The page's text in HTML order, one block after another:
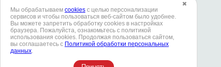
Согласие на обработку персональных данных
Политика в отношении обработки персональных данных
Политика использования cookies
✖
Мы обрабатываем cookies с целью персонализации
сервисов и чтобы пользоваться веб-сайтом было удобнее.
Вы можете запретить обработку сookies в настройках
браузера. Пожалуйста, ознакомьтесь с политикой
использования cookies. Продолжая пользоваться сайтом,
вы соглашаетесь с Политикой обработки персональных
данных.